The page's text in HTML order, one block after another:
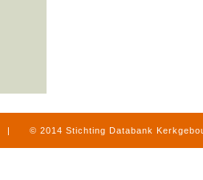
| © 2014 Stichting Databank